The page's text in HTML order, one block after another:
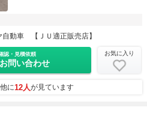
動車 【ＪＵ適正販売店】
認・見積依頼
問い合わせ
お気に入り
に12人が見ています